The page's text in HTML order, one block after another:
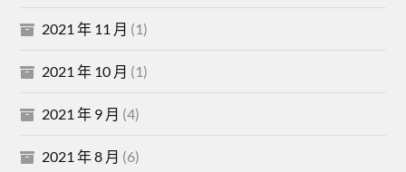
2021 年 11 月 (1)
2021 年 10 月 (1)
2021 年 9 月 (4)
2021 年 8 月 (6)